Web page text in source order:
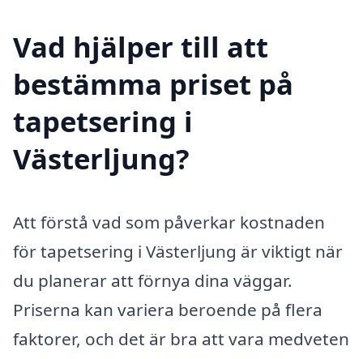
Vad hjälper till att
bestämma priset på
tapetsering i
Västerljung?
Att förstå vad som påverkar kostnaden
för tapetsering i Västerljung är viktigt när
du planerar att förnya dina väggar.
Priserna kan variera beroende på flera
faktorer, och det är bra att vara medveten